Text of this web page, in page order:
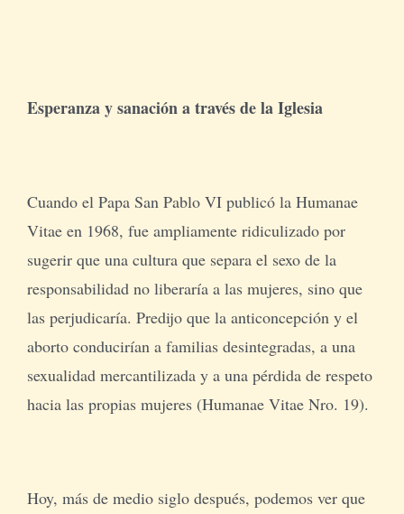
Esperanza y sanación a través de la Iglesia
Cuando el Papa San Pablo VI publicó la Humanae
Vitae en 1968, fue ampliamente ridiculizado por
sugerir que una cultura que separa el sexo de la
responsabilidad no liberaría a las mujeres, sino que
las perjudicaría. Predijo que la anticoncepción y el
aborto conducirían a familias desintegradas, a una
sexualidad mercantilizada y a una pérdida de respeto
hacia las propias mujeres (Humanae Vitae Nro. 19).
Hoy, más de medio siglo después, podemos ver que